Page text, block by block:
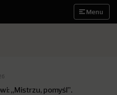
Menu
„Mistrzu, pomyśl”.